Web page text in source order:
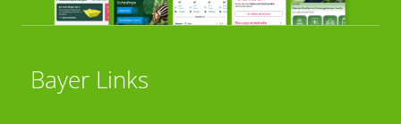
Bayer Links